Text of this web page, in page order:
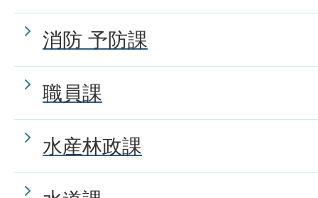
消防 予防課
職員課
水産林政課